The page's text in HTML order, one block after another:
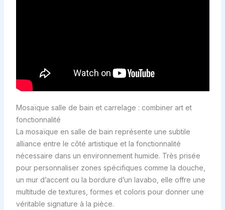
Mosaïque salle de bain et carrelage : combiner art et
fonctionnalité
La mosaïque en salle de bain représente une subtile
alliance entre le côté artistique et la fonctionnalité
nécessaire dans un environnement humide. Très prisée
pour personnaliser zones spécifiques comme la douche,
un mur d’accent ou la bordure d’un lavabo, elle offre une
multitude de textures, formes et coloris pour donner une
véritable signature à la pièce.